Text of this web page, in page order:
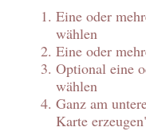
Eine oder
wählen
Eine oder
Optional eine
wählen
Ganz am
Karte